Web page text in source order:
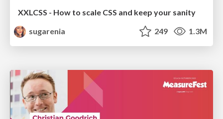
XXLCSS - How to scale CSS and keep your sanity
sugarenia
249 1.3M